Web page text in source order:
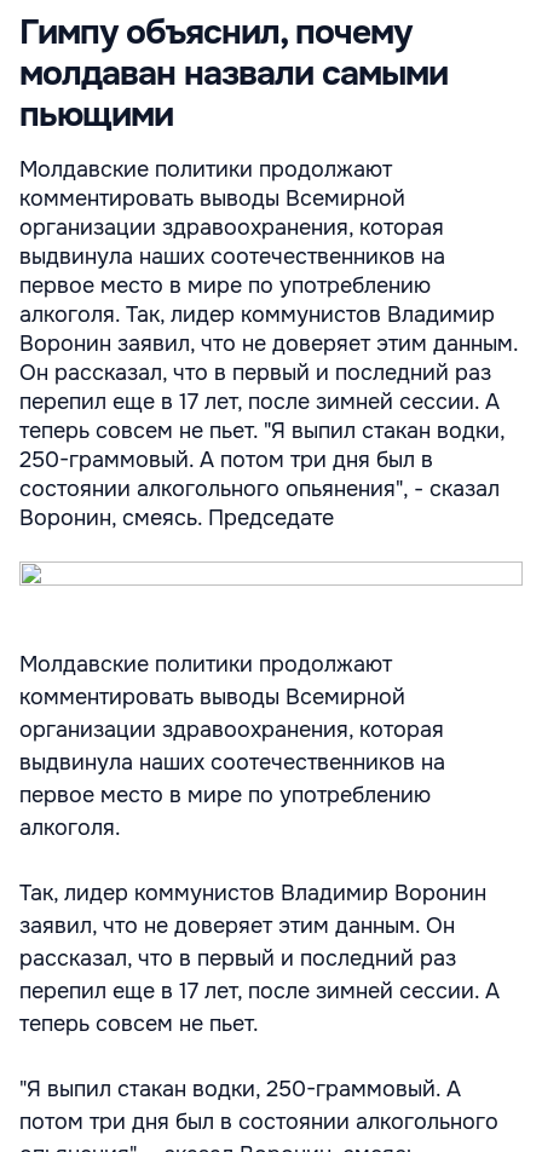
Гимпу объяснил, почему
молдаван назвали самыми
пьющими
Молдавские политики продолжают
комментировать выводы Всемирной
организации здравоохранения, которая
выдвинула наших соотечественников на
первое место в мире по употреблению
алкоголя. Так, лидер коммунистов Владимир
Воронин заявил, что не доверяет этим данным.
Он рассказал, что в первый и последний раз
перепил еще в 17 лет, после зимней сессии. А
теперь совсем не пьет. "Я выпил стакан водки,
250-граммовый. А потом три дня был в
состоянии алкогольного опьянения", - сказал
Воронин, смеясь. Председате
Молдавские политики продолжают
комментировать выводы Всемирной
организации здравоохранения, которая
выдвинула наших соотечественников на
первое место в мире по употреблению
алкоголя.
Так, лидер коммунистов Владимир Воронин
заявил, что не доверяет этим данным. Он
рассказал, что в первый и последний раз
перепил еще в 17 лет, после зимней сессии. А
теперь совсем не пьет.
"Я выпил стакан водки, 250-граммовый. А
потом три дня был в состоянии алкогольного